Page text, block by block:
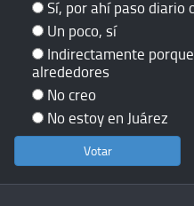
Sí, por ahí paso diario
Un poco, sí
Indirectamente
alrededores
No creo
No estoy en Juárez